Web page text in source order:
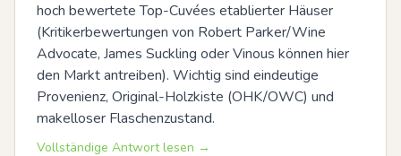
hoch bewertete Top-Cuvées etablierter Häuser
(Kritikerbewertungen von Robert Parker/Wine
Advocate, James Suckling oder Vinous können hier
den Markt antreiben). Wichtig sind eindeutige
Provenienz, Original-Holzkiste (OHK/OWC) und
makelloser Flaschenzustand.
Vollständige Antwort lesen →